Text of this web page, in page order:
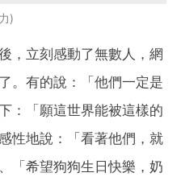
，立刻感動了無數人，網
。有的說：「他們一定是
：「願這世界能被這樣的
性地說：「看著他們，就
「希望狗狗生日快樂，奶